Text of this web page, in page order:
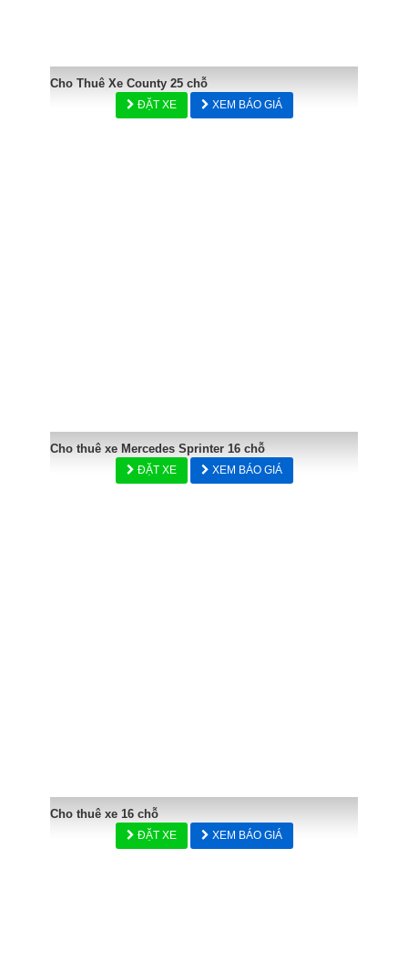
Cho Thuê Xe County 25 chỗ
ĐẶT XE XEM BÁO GIÁ
Cho thuê xe Mercedes Sprinter 16 chỗ
ĐẶT XE XEM BÁO GIÁ
Cho thuê xe 16 chỗ
ĐẶT XE XEM BÁO GIÁ